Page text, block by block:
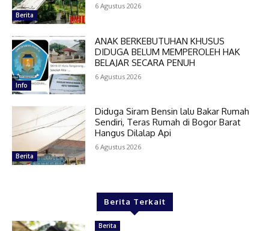
Berita
6 Agustus 2026
Info
ANAK BERKEBUTUHAN KHUSUS
DIDUGA BELUM MEMPEROLEH HAK
BELAJAR SECARA PENUH
6 Agustus 2026
Berita
Diduga Siram Bensin lalu Bakar Rumah
Sendiri, Teras Rumah di Bogor Barat
Hangus Dilalap Api
6 Agustus 2026
Berita Terkait
Berita